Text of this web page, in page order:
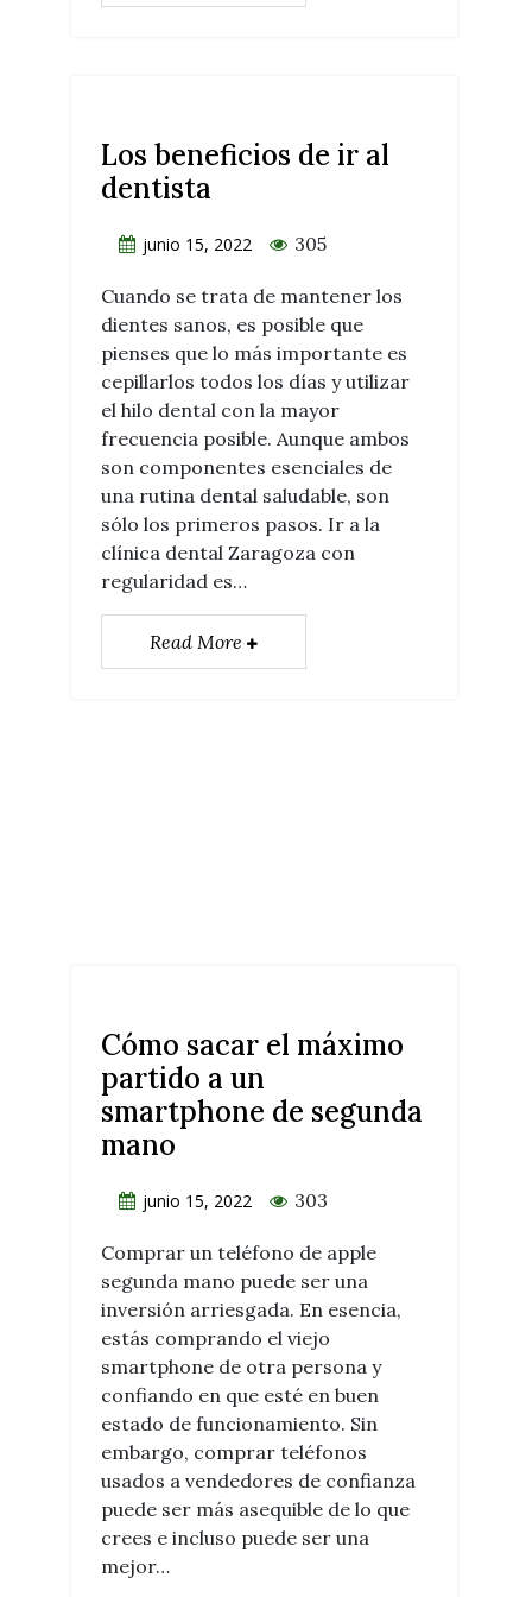
Los beneficios de ir al
dentista
junio 15, 2022 305
Cuando se trata de mantener los
dientes sanos, es posible que
pienses que lo más importante es
cepillarlos todos los días y utilizar
el hilo dental con la mayor
frecuencia posible. Aunque ambos
son componentes esenciales de
una rutina dental saludable, son
sólo los primeros pasos. Ir a la
clínica dental Zaragoza con
regularidad es…
Read More
Cómo sacar el máximo
partido a un
smartphone de segunda
mano
junio 15, 2022 303
Comprar un teléfono de apple
segunda mano puede ser una
inversión arriesgada. En esencia,
estás comprando el viejo
smartphone de otra persona y
confiando en que esté en buen
estado de funcionamiento. Sin
embargo, comprar teléfonos
usados a vendedores de confianza
puede ser más asequible de lo que
crees e incluso puede ser una
mejor…